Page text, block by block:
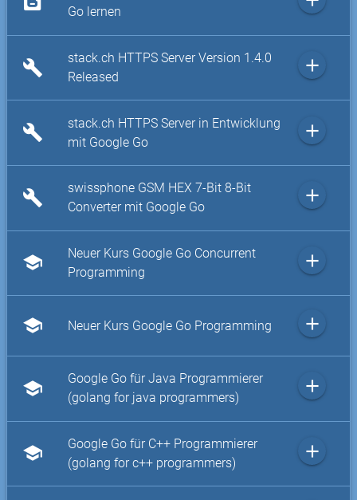
Go lernen
build
stack.ch HTTPS Server Version 1.4.0
Released
add
build
stack.ch HTTPS Server in Entwicklung
mit Google Go
add
build
swissphone GSM HEX 7-Bit 8-Bit
Converter mit Google Go
add
school
Neuer Kurs Google Go Concurrent
Programming
add
school Neuer Kurs Google Go Programming add
school
Google Go für Java Programmierer
(golang for java programmers)
add
school
Google Go für C++ Programmierer
(golang for c++ programmers)
add